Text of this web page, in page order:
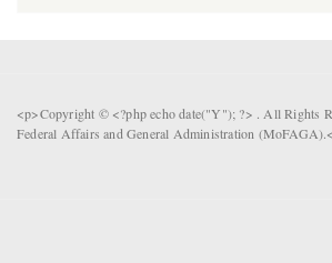
<p>Copyright © <?php echo date("Y"); ?> . All Rights
Federal Affairs and General Administration